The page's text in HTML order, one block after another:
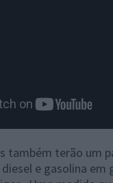
também terão um
e gasolina